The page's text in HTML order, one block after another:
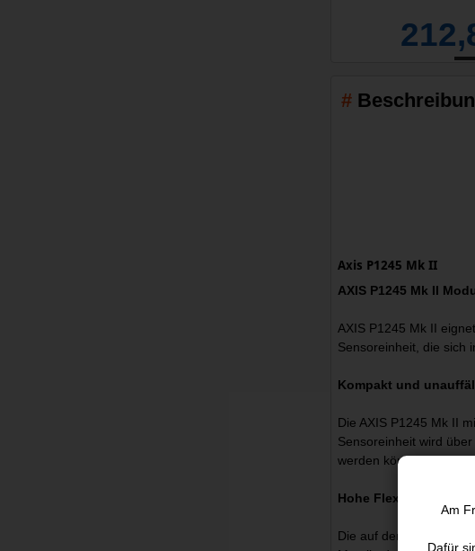
Am
Dafür
Axis P1245 Mk II
AXIS P1245 Mk II
AXIS P1245 Mk II
Sensoreinheit, die sich
Kompakt und
Die AXIS P1245 Mk II
Sensoreinheit wird
werden können.
Hohe Flexibilität
Die auf dem Konzept